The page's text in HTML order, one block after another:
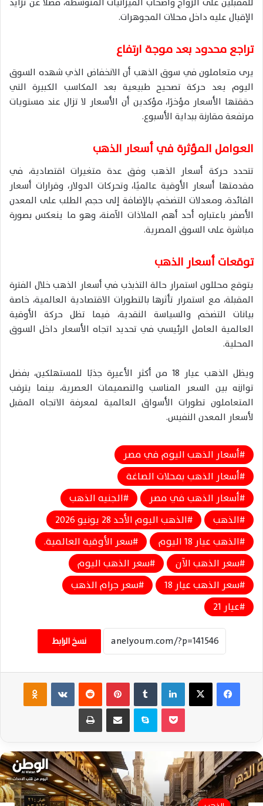
الإقبال عليه داخل محلات المجوهرات.
تراجع محدود بعد موجة ارتفاع
يرى متعاملون في سوق الذهب أن الانخفاض الذي شهده السوق
اليوم يعد حركة تصحيح طبيعية بعد المكاسب الكبيرة التي
حققتها الأسعار مؤخرًا، مؤكدين أن الأسعار لا تزال عند مستويات
مرتفعة مقارنة ببداية الأسبوع.
العوامل المؤثرة في أسعار الذهب
تتحدد حركة أسعار الذهب وفق عدة متغيرات اقتصادية، في
مقدمتها أسعار الأوقية عالميًا، وتحركات الدولار، وقرارات أسعار
الفائدة، ومعدلات التضخم، بالإضافة إلى حجم الطلب على المعدن
الأصفر باعتباره أحد أهم الملاذات الآمنة، وهو ما ينعكس بصورة
مباشرة على السوق المصرية.
توقعات أسعار الذهب
يتوقع محللون استمرار حالة التذبذب في أسعار الذهب خلال الفترة
المقبلة، مع استمرار تأثرها بالتطورات الاقتصادية العالمية، خاصة
بيانات التضخم والسياسة النقدية، فيما تظل حركة الأوقية
العالمية العامل الرئيسي في تحديد اتجاه الأسعار داخل السوق
المحلية.
ويظل الذهب عيار 18 من أكثر الأعيرة جذبًا للمستهلكين، بفضل
توازنه بين السعر المناسب والتصميمات العصرية، بينما يترقب
المتعاملون تطورات الأسواق العالمية لمعرفة الاتجاه المقبل
لأسعار المعدن النفيس.
أسعار الذهب اليوم في مصر
أسعار الذهب بمحلات الصاغة
أسعار الذهب في مصر
الجنيه الذهب
الذهب
الذهب اليوم الأحد 28 يونيو 2026
الذهب عيار 18 اليوم
سعر الأوقية العالمية.
سعر الذهب الآن
سعر الذهب اليوم
سعر الذهب عيار 18
سعر جرام الذهب
عيار 21
نسخ الرابط
فيسبوك ‫X لينكدإن بينتيريست ‏VKontakte
سكايب مشاركة عبر البريد طباعة